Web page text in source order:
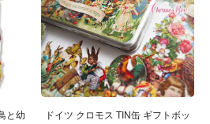
と幼
ドイツ クロモス TIN缶 ギフトボッ